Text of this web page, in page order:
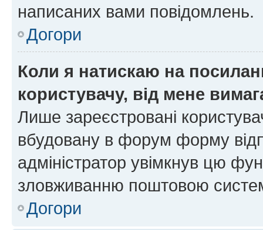
написаних вами повідомлень.
Догори
Коли я натискаю на
користувачу, від мене
Лише зареєстровані
вбудовану в форум форму
адміністратор увімкнув цю
зловживанню поштовою
Догори